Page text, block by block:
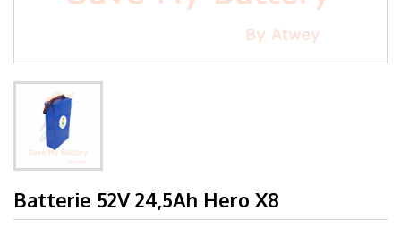
Batterie 52V 24,5Ah Hero X8